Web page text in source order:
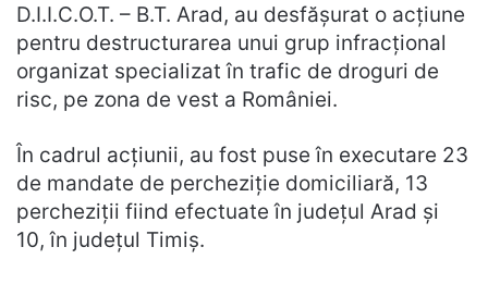
D.I.I.C.O.T. – B.T. Arad, au desfășurat o acțiune
pentru destructurarea unui grup infracțional
organizat specializat în trafic de droguri de
risc, pe zona de vest a României.
În cadrul acțiunii, au fost puse în executare 23
de mandate de percheziție domiciliară, 13
percheziții fiind efectuate în județul Arad și
10, în județul Timiș.